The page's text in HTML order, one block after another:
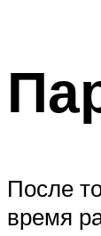
После
время